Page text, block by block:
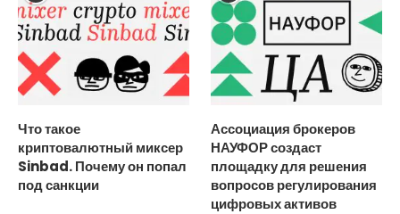
Что такое
криптовалютный миксер
Sinbad. Почему он попал
под санкции
Ассоциация брокеров
НАУФОР создаст
площадку для решения
вопросов регулирования
цифровых активов